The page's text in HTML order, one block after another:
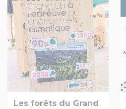
Les forêts du Grand